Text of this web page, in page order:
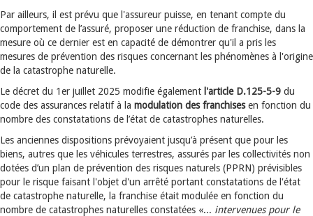
Par ailleurs, il est prévu que l'assureur puisse, en tenant compte du
comportement de l’assuré, proposer une réduction de franchise, dans la
mesure où ce dernier est en capacité de démontrer qu'il a pris les
mesures de prévention des risques concernant les phénomènes à l'origine
de la catastrophe naturelle.
Le décret du 1er juillet 2025 modifie également l'article D.125-5-9 du
code des assurances relatif à la modulation des franchisesen fonction du
nombre des constatations de l’état de catastrophes naturelles.
Les anciennes dispositions prévoyaient jusqu’à présent que pour les
biens, autres que les véhicules terrestres, assurés par les collectivités non
dotées d’un plan de prévention des risques naturels (PPRN) prévisibles
pour le risque faisant l'objet d'un arrêté portant constatations de l'état
de catastrophe naturelle, la franchise était modulée en fonction du
nombre de catastrophes naturelles constatées «... intervenues pour le